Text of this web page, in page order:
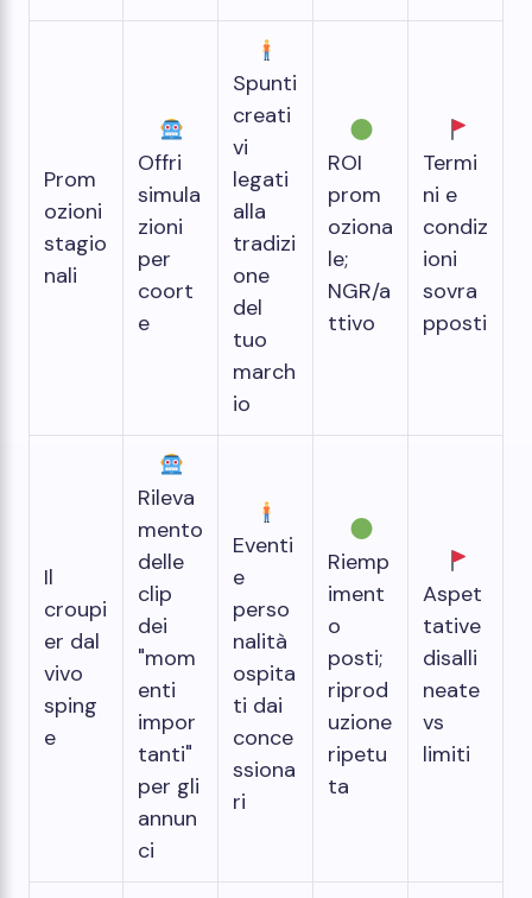
Prom
ozioni
stagio
nali
Offri
simula
zioni
per
coort
e
Spunti
creati
vi
legati
alla
tradizi
one
del
tuo
march
io
ROI
prom
oziona
le;
NGR/a
ttivo
Termi
ni e
condiz
ioni
sovra
pposti
Il
croupi
er dal
vivo
sping
e
Rileva
mento
delle
clip
dei
"mom
enti
impor
tanti"
per gli
annun
ci
Eventi
e
perso
nalità
ospita
ti dai
conce
ssiona
ri
Riemp
iment
o
posti;
riprod
uzione
ripetu
ta
Aspet
tative
disalli
neate
vs
limiti